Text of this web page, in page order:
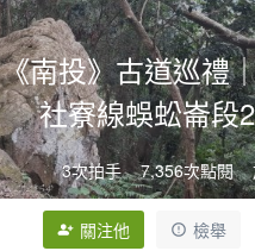
《南投》古道巡禮
社寮線蜈蚣崙段
3次拍手 7,356次點閱
關注他 檢舉